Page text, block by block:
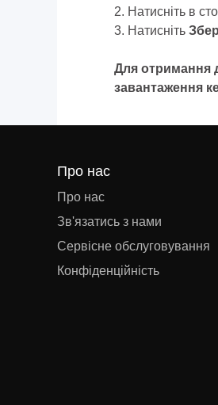
2. Натисніть в
3. Натисніть
Для отримання
завантаження
Про нас
Про нас
Зв'язатись з нами
Сервісне обслуговування
Конфіденційність